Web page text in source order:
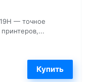
— точное